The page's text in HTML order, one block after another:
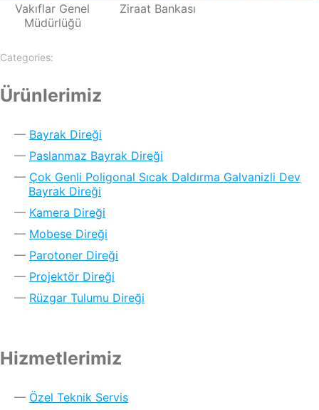
Vakıflar Genel
Müdürlüğü
Ziraat Bankası
Categories:
Ürünlerimiz
Bayrak Direği
Paslanmaz Bayrak Direği
Çok Genli Poligonal Sıcak Daldırma Galvanizli Dev
Bayrak Direği
Kamera Direği
Mobese Direği
Parotoner Direği
Projektör Direği
Rüzgar Tulumu Direği
Hizmetlerimiz
Özel Teknik Servis